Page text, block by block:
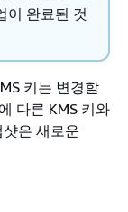
이 완료된 것
키는 변경할
다른 KMS 키와
은 새로운